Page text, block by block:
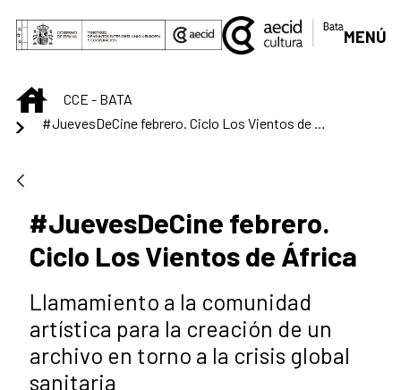
Saltar al contenido principal
MENÚ
INICIOCCE - BATA
#JuevesDeCine febrero. Ciclo Los Vientos de África
#JuevesDeCine febrero.
Ciclo Los Vientos de África
Llamamiento a la comunidad
artística para la creación de un
archivo en torno a la crisis global
sanitaria